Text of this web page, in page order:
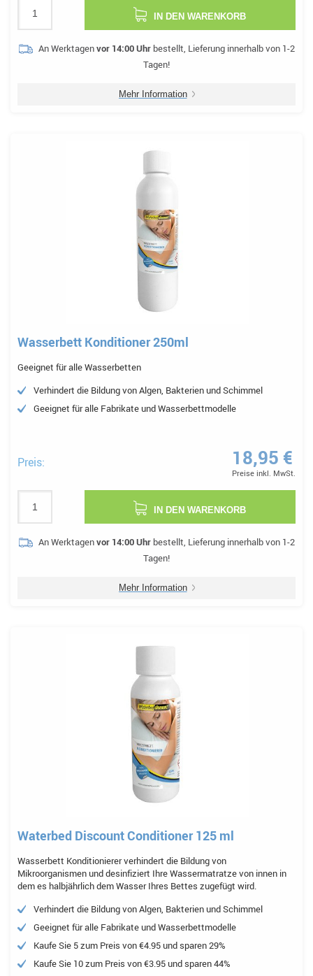
IN DEN WARENKORB
An Werktagenvor 14:00 Uhrbestellt, Lieferung innerhalb von 1-2
Tagen!
Mehr Information
Wasserbett Konditioner 250ml
Geeignet für alle Wasserbetten
Verhindert die Bildung von Algen, Bakterien und Schimmel
Geeignet für alle Fabrikate und Wasserbettmodelle
Preis: 18,95 €
Preise inkl. MwSt.
IN DEN WARENKORB
An Werktagenvor 14:00 Uhrbestellt, Lieferung innerhalb von 1-2
Tagen!
Mehr Information
Waterbed Discount Conditioner 125 ml
Wasserbett Konditionierer verhindert die Bildung von
Mikroorganismen und desinfiziert Ihre Wassermatratze von innen in
dem es halbjährlich dem Wasser Ihres Bettes zugefügt wird.
Verhindert die Bildung von Algen, Bakterien und Schimmel
Geeignet für alle Fabrikate und Wasserbettmodelle
Kaufe Sie 5 zum Preis von €4.95 und sparen 29%
Kaufe Sie 10 zum Preis von €3.95 und sparen 44%